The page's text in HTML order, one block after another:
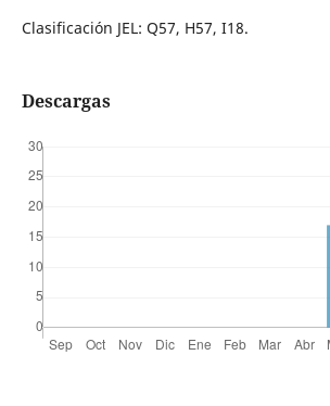
Clasificación JEL: Q57, H57, I18.
Descargas